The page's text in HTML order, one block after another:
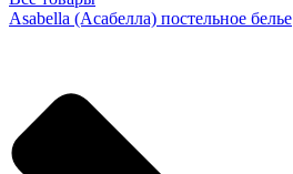
Asabella (Асабелла) постельное белье